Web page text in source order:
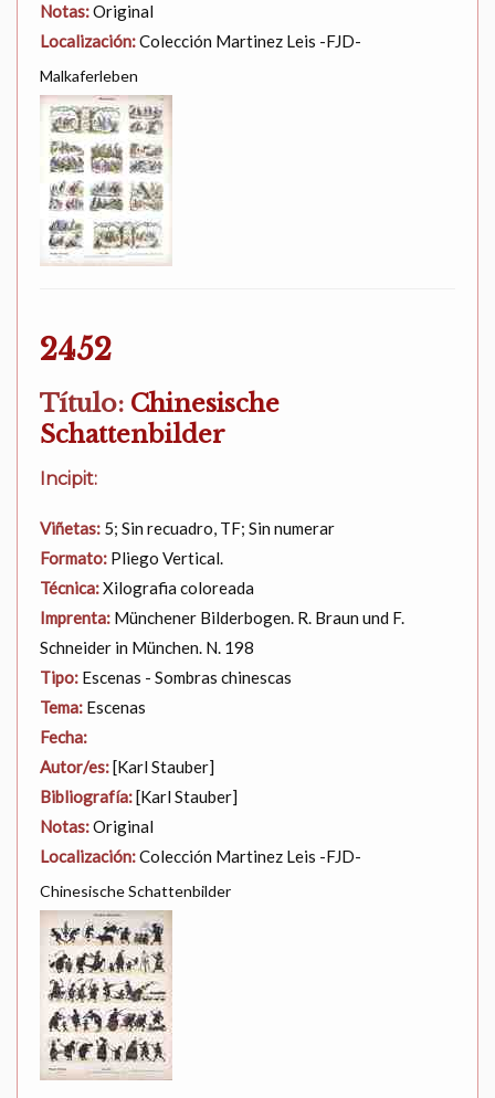
Notas:Original
Localización:Colección Martinez Leis -FJD-
Malkaferleben
2452
Título: Chinesische
Schattenbilder
Incipit:
Viñetas: 5; Sin recuadro, TF; Sin numerar
Formato: Pliego Vertical.
Técnica:Xilografia coloreada
Imprenta: Münchener Bilderbogen. R. Braun und F.
Schneider in München. N. 198
Tipo: Escenas - Sombras chinescas
Tema: Escenas
Fecha:
Autor/es:[Karl Stauber]
Bibliografía:[Karl Stauber]
Notas:Original
Localización:Colección Martinez Leis -FJD-
Chinesische Schattenbilder